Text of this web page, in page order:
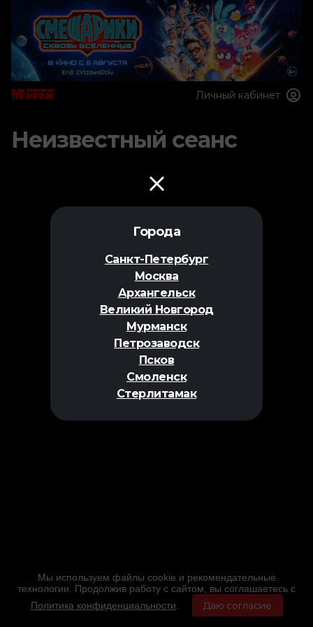
Города
Санкт-Петербург
Москва
Архангельск
Великий Новгород
Мурманск
Петрозаводск
Псков
Смоленск
Стерлитамак
Личный кабинет
Неизвестный сеанс
Мы используем файлы cookie и рекомендательные
технологии. Продолжив работу с сайтом, вы соглашаетесь с
Политика конфиденциальности
Даю согласие